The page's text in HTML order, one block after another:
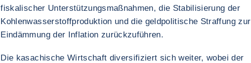
fiskalischer Unterstützungsmaßnahmen, die Stabilisierung der
Kohlenwasserstoffproduktion und die geldpolitische Straffung zur
Eindämmung der Inflation zurückzuführen.
Die kasachische Wirtschaft diversifiziert sich weiter, wobei der